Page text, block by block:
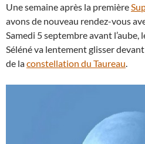
Une semaine après la première
avons de nouveau rendez-vous
Samedi 5 septembre avant l’aube,
Séléné va lentement glisser
de laconstellation du Taureau.